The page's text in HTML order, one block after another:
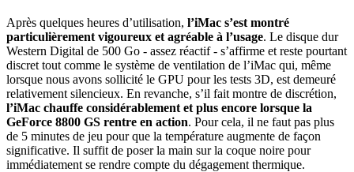
Après quelques heures d’utilisation, l’iMac s’est montré
particulièrement vigoureux et agréable à l’usage. Le disque dur
Western Digital de 500 Go - assez réactif - s’affirme et reste pourtant
discret tout comme le système de ventilation de l’iMac qui, même
lorsque nous avons sollicité le GPU pour les tests 3D, est demeuré
relativement silencieux. En revanche, s’il fait montre de discrétion,
l’iMac chauffe considérablement et plus encore lorsque la
GeForce 8800 GS rentre en action. Pour cela, il ne faut pas plus
de 5 minutes de jeu pour que la température augmente de façon
significative. Il suffit de poser la main sur la coque noire pour
immédiatement se rendre compte du dégagement thermique.